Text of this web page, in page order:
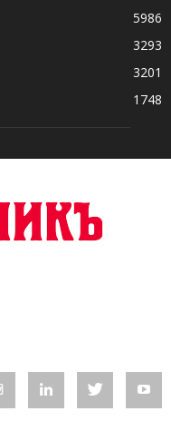
5986
3293
3201
1748